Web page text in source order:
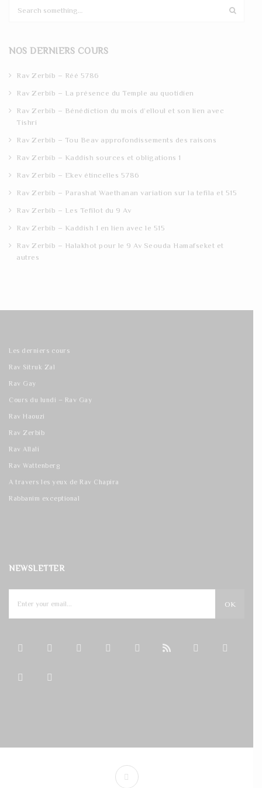
c
NOS DERNIERS COURS
Rav Zerbib – Réé 5786
Rav Zerbib – La présence du Temple au quotidien
Rav Zerbib – Bénédiction du mois d’elloul et son lien avec
Tishri
Rav Zerbib – Tou Beav approfondissements des raisons
Rav Zerbib – Kaddish sources et obligations 1
Rav Zerbib – Ekev étincelles 5786
Rav Zerbib – Parashat Waethanan variation sur la tefila et 515
Rav Zerbib – Les Tefilot du 9 Av
Rav Zerbib – Kaddish 1 en lien avec le 515
Rav Zerbib – Halakhot pour le 9 Av Seouda Hamafseket et
autres
Les derniers cours
Rav Sitruk Zal
Rav Gay
Cours du lundi – Rav Gay
Rav Haouzi
Rav Zerbib
Rav Allali
Rav Wattenberg
A travers les yeux de Rav Chapira
Rabbanim exceptional
NEWSLETTER
OK